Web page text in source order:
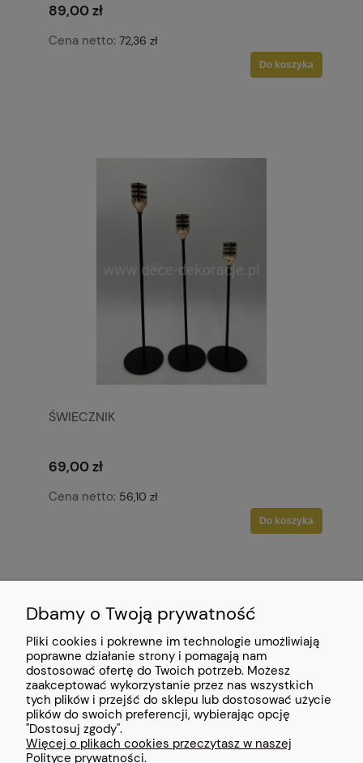
89,00 zł
Cena netto: 72,36 zł
Do koszyka
ŚWIECZNIK
69,00 zł
Cena netto: 56,10 zł
Do koszyka
POMOC
MOJE KONTO
INFORMACJE
Dbamy o Twoją prywatność
Pliki cookies i pokrewne im technologie umożliwiają
poprawne działanie strony i pomagają nam
dostosować ofertę do Twoich potrzeb. Możesz
zaakceptować wykorzystanie przez nas wszystkich
tych plików i przejść do sklepu lub dostosować użycie
plików do swoich preferencji, wybierając opcję
"Dostosuj zgody".
Więcej o plikach cookies przeczytasz w naszej
Polityce prywatności.